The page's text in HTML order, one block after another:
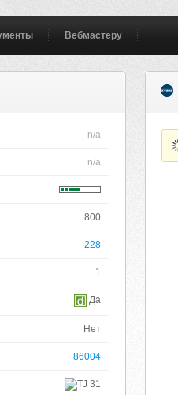
Вебмастеру
n/a
n/a
800
228
1
Да
Нет
86004
31